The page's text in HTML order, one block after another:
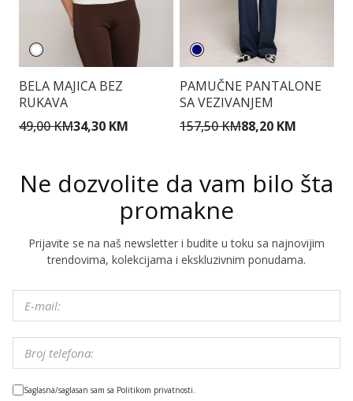
BELA MAJICA BEZ
RUKAVA
49,00 KM34,30 KM
PAMUČNE PANTALONE
SA VEZIVANJEM
157,50 KM88,20 KM
Ne dozvolite da vam bilo šta
promakne
Prijavite se na naš newsletter i budite u toku sa najnovijim
trendovima, kolekcijama i ekskluzivnim ponudama.
Saglasna/saglasan sam sa Politikom privatnosti.